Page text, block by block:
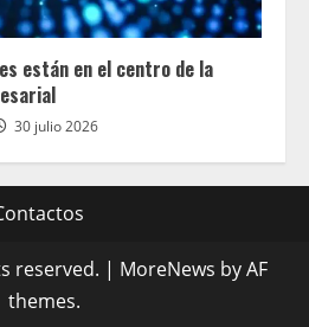
están en el centro de la
30 julio 2026
reserved. | MoreNews by AF
themes.